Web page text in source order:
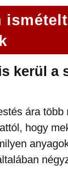
ismételt
kerül a
ára több
hogy